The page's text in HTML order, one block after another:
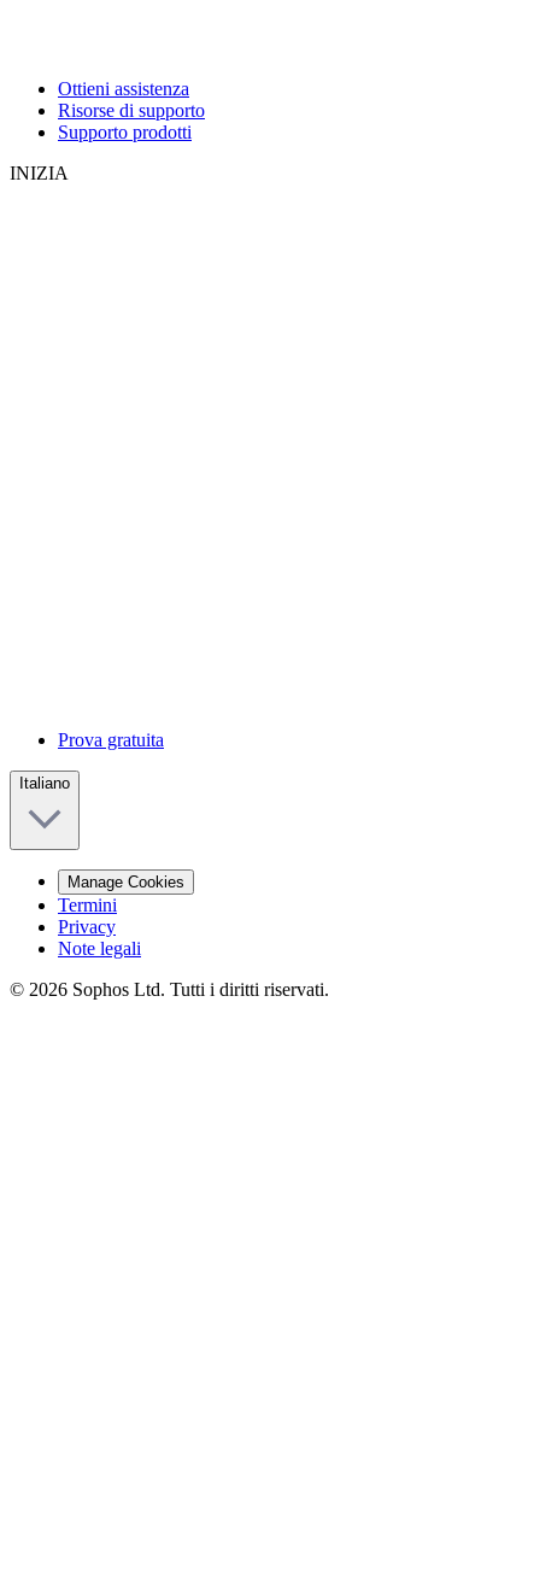
Ottieni assistenza
Risorse di supporto
Supporto prodotti
INIZIA
Prova gratuita
Italiano
Manage Cookies
Termini
Privacy
Note legali
© 2026 Sophos Ltd. Tutti i diritti riservati.